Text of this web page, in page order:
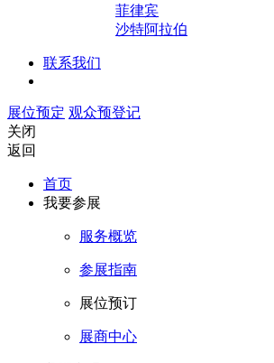
菲律宾
沙特阿拉伯
联系我们
展位预定 观众预登记
关闭
返回
首页
我要参展
服务概览
参展指南
展位预订
展商中心